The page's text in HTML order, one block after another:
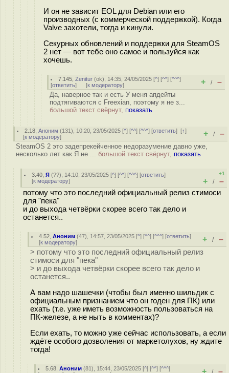
И он не зависит EOL для Debian или его
производных (с коммерческой поддержкой). Когда
Valve захотели, тогда и кинули.
Секурных обновлений и поддержки для SteamOS
2 нет — вот тебе оно самое и пользуйся как
хочешь.
7.145 ,Zenitur (ok), 14:35, 24/05/2025 [^] [^^] [^^^]
[ответить] [к модератору] + / –
Да, наверное так и есть У меня апдейты
подтягиваются с Freexian, поэтому я не з...
большой текст свёрнут, показать
2.18 ,Аноним (131), 10:20, 23/05/2025 [^] [^^] [^^^] [ответить][↑]
[к модератору] + / –
SteamOS 2 это задепрекейченное недоразумение давно уже,
несколько лет как Я не ... большой текст свёрнут, показать
3.40 ,Я (??), 14:10, 23/05/2025 [^] [^^] [^^^] [ответить]
[к модератору]
+1
+ / –
потому что это последний официальный релиз стимоси
для "пека"
и до выхода четвёрки скорее всего так дело и
останется..
4.52 ,Аноним (47), 14:57, 23/05/2025 [^] [^^] [^^^] [ответить]
[к модератору] + / –
> потому что это последний официальный релиз
стимоси для "пека"
> и до выхода четвёрки скорее всего так дело и
останется..
А вам надо шашечки (чтобы был именно шильдик с
официальным признанием что он годен для ПК) или
ехать (т.е. уже иметь возможность пользоваться на
ПК-железе, а не ныть в комментах)?
Если ехать, то можно уже сейчас использовать, а если
ждёте особого дозволения от маркетолухов, ну ждите
тогда!
5.68 ,Аноним (81), 15:44, 23/05/2025 [^] [^^] [^^^]
+ –